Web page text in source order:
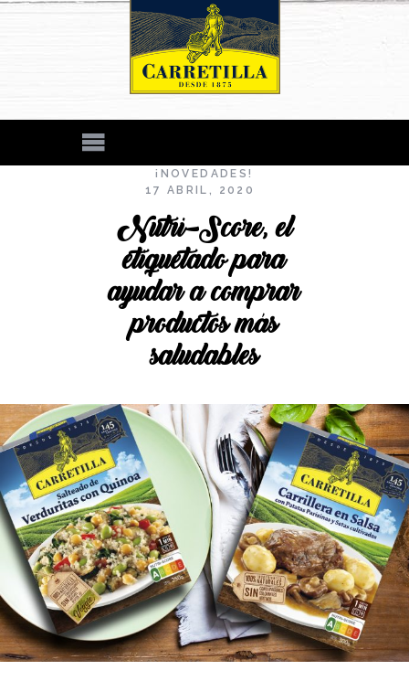
¡NOVEDADES!
17 ABRIL, 2020
Nutri-Score, el
etiquetado para
ayudar a comprar
productos más
saludables